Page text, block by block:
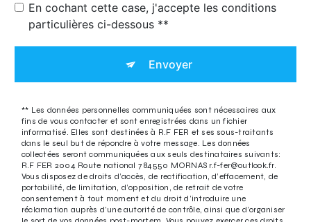
En cochant cette case, j'accepte les conditions
particulières ci-dessous **
Envoyer
** Les données personnelles communiquées sont nécessaires aux
fins de vous contacter et sont enregistrées dans un fichier
informatisé. Elles sont destinées à R.F FER et ses sous-traitants
dans le seul but de répondre à votre message. Les données
collectées seront communiquées aux seuls destinataires suivants:
R.F FER 2004 Route national 7 84550 MORNAS r.f-fer@outlook.fr.
Vous disposez de droits d’accès, de rectification, d’effacement, de
portabilité, de limitation, d’opposition, de retrait de votre
consentement à tout moment et du droit d’introduire une
réclamation auprès d’une autorité de contrôle, ainsi que d’organiser